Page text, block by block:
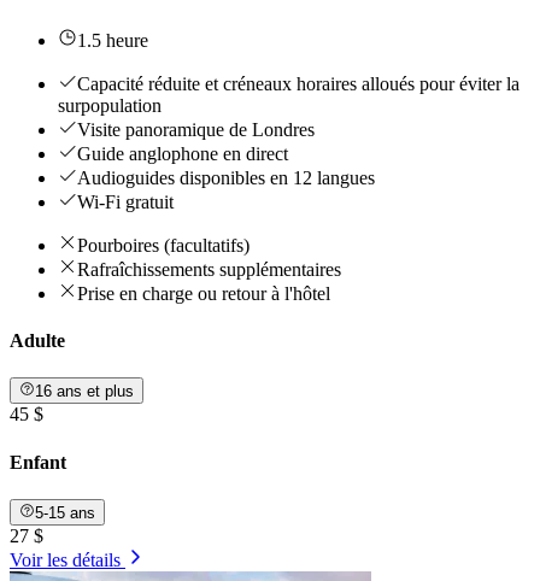
1.5 heure
Capacité réduite et créneaux horaires alloués pour éviter la
surpopulation
Visite panoramique de Londres
Guide anglophone en direct
Audioguides disponibles en 12 langues
Wi-Fi gratuit
Pourboires (facultatifs)
Rafraîchissements supplémentaires
Prise en charge ou retour à l'hôtel
Adulte
16 ans et plus
45 $
Enfant
5-15 ans
27 $
Voir les détails